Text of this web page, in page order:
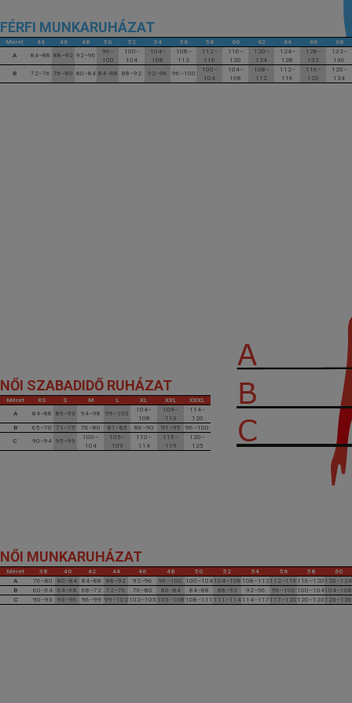
FÉRFI MUNKARUHÁZAT
Méret 44 46 48 50 52 54 56 58 60 62 64 66
68
A
84–88 88–92 92–96
96–
100
100–
104
104–
108
108–
112
112–
116
116–
120
120–
124
124–
128
128–
132
132–
136
B
72–76 76–80 80–84 84–88 88–92 92–96 96–100
100–
104
104–
108
108–
112
112–
116
116–
120
120–
124
NŐI SZABADIDŐ RUHÁZAT
Méret XS S M L XL XXL
XXXL
A
84–88 89–93 94–98 99–103
104–
108
109–
113
114–
120
B
65–70 71–75 76–80 81–85 86–90 91–95
96–100
C
90–94 95–99
100–
104
105–
109
110–
114
115–
119
120–
125
NŐI MUNKARUHÁZAT
Méret 38 40 42 44 46 48 50 52 54 56 58
60
A
76–80 80–84 84–88 88–92 92–96 96–100 100–104 104–108 108–112112–116 116–120 120–124
B
60–64 64–68 68–72 72–76 76–80 80–84 84–88 88–92 92–96 96–100 100–104104–108
C
90–93 93–96 96–99 99–102 102–105 105–108 108–111 111–114 114–117 117–120 120–123 123–126